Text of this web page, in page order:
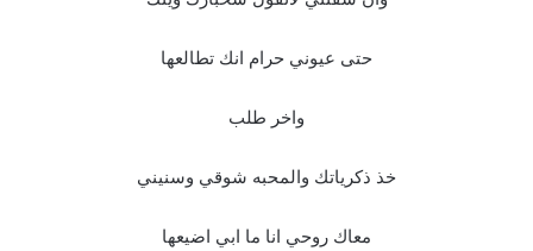
حتى عيوني حرام انك تطالعها
واخر طلب
خذ ذكرياتك والمحبه شوقي وسنيني
معاك روحي انا ما ابي اضيعها